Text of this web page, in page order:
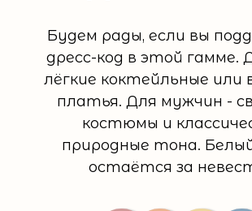
Будем рады, если вы
дресс-код в этой гамме.
лёгкие коктейльные или
платья. Для мужчин -
костюмы и
природные тона.
остаётся за